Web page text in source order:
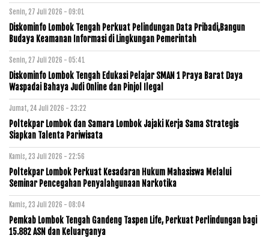
Senin, 27 Juli 2026 - 09:01
Diskominfo Lombok Tengah Perkuat Pelindungan Data Pribadi,Bangun
Budaya Keamanan Informasi di Lingkungan Pemerintah
Senin, 27 Juli 2026 - 05:41
Diskominfo Lombok Tengah Edukasi Pelajar SMAN 1 Praya Barat Daya
Waspadai Bahaya Judi Online dan Pinjol Ilegal
Jumat, 24 Juli 2026 - 23:22
Poltekpar Lombok dan Samara Lombok Jajaki Kerja Sama Strategis
Siapkan Talenta Pariwisata
Kamis, 23 Juli 2026 - 22:56
Poltekpar Lombok Perkuat Kesadaran Hukum Mahasiswa Melalui
Seminar Pencegahan Penyalahgunaan Narkotika
Kamis, 23 Juli 2026 - 08:04
Pemkab Lombok Tengah Gandeng Taspen Life, Perkuat Perlindungan bagi
15.882 ASN dan Keluarganya